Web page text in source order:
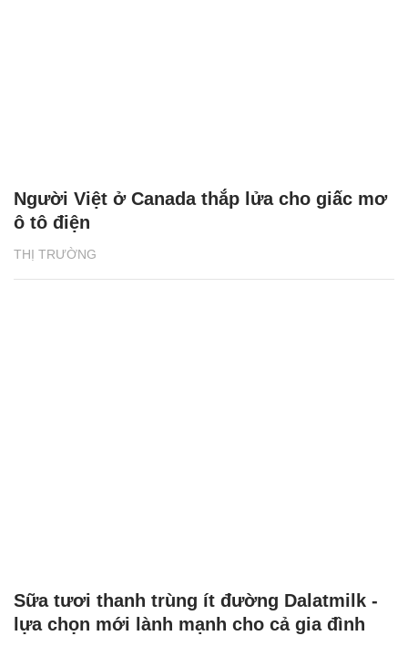
THỊ TRƯỜNG
Người Việt ở Canada thắp lửa cho giấc mơ
ô tô điện
Sữa tươi thanh trùng ít đường Dalatmilk -
lựa chọn mới lành mạnh cho cả gia đình